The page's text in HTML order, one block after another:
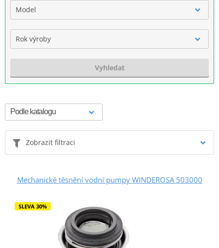
Model
Rok výroby
Vyhledat
Zobrazit filtraci
Mechanické těsnění vodní pumpy WINDEROSA 503000
SLEVA 30%